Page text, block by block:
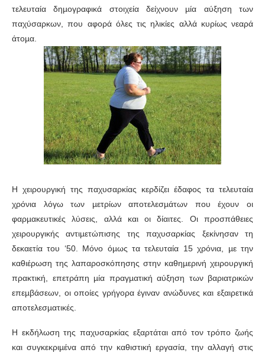
τελευταία δηµογραφικά στοιχεία δείχνουν µία αύξηση των
παχύσαρκων, που αφορά όλες τις ηλικίες αλλά κυρίως νεαρά
άτοµα.
Η χειρουργική της παχυσαρκίας κερδίζει έδαφος τα τελευταία
χρόνια λόγω των µετρίων αποτελεσµάτων που έχουν οι
φαρµακευτικές λύσεις, αλλά και οι δίαιτες. Οι προσπάθειες
χειρουργικής αντιµετώπισης της παχυσαρκίας ξεκίνησαν τη
δεκαετία του ‘50. Μόνο όµως τα τελευταία 15 χρόνια, µε την
καθιέρωση της λαπαροσκόπησης στην καθηµερινή χειρουργική
πρακτική, επετράπη µία πραγµατική αύξηση των βαριατρικών
επεµβάσεων, οι οποίες γρήγορα έγιναν ανώδυνες και εξαιρετικά
αποτελεσµατικές.
Η εκδήλωση της παχυσαρκίας εξαρτάται από τον τρόπο ζωής
και συγκεκριµένα από την καθιστική εργασία, την αλλαγή στις